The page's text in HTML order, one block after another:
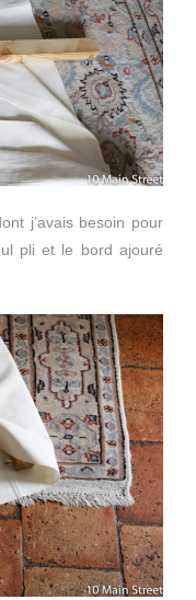
j’avais besoin pour
pli et le bord ajouré